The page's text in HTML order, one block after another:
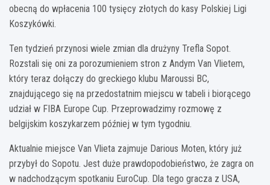
obecną do wpłacenia 100 tysięcy złotych do kasy Polskiej Ligi
Koszykówki.
Ten tydzień przynosi wiele zmian dla drużyny Trefla Sopot.
Rozstali się oni za porozumieniem stron z Andym Van Vlietem,
który teraz dołączy do greckiego klubu Maroussi BC,
znajdującego się na przedostatnim miejscu w tabeli i biorącego
udział w FIBA Europe Cup. Przeprowadzimy rozmowę z
belgijskim koszykarzem później w tym tygodniu.
Aktualnie miejsce Van Vlieta zajmuje Darious Moten, który już
przybył do Sopotu. Jest duże prawdopodobieństwo, że zagra on
w nadchodzącym spotkaniu EuroCup. Dla tego gracza z USA,